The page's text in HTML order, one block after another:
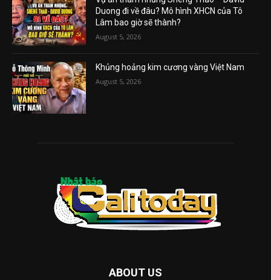
Duong đi về đâu? Mô hình XHCN của Tô
Lâm bao giờ sẽ thành?
August 5, 2026
Khủng hoảng kim cương vàng Việt Nam
August 5, 2026
ABOUT US